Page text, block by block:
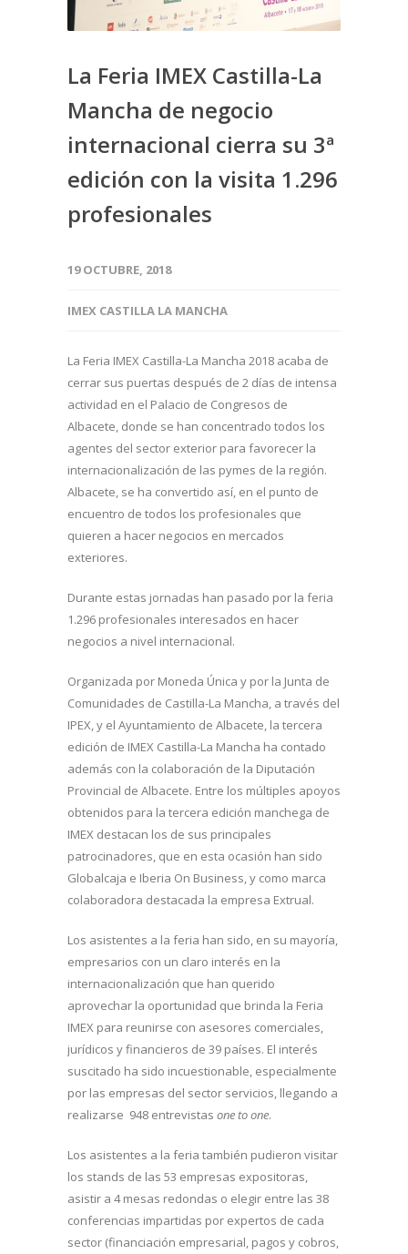
La Feria IMEX Castilla-La
Mancha de negocio
internacional cierra su 3ª
edición con la visita 1.296
profesionales
19 OCTUBRE, 2018
IMEX CASTILLA LA MANCHA
La Feria IMEX Castilla-La Mancha 2018 acaba de
cerrar sus puertas después de 2 días de intensa
actividad en el Palacio de Congresos de
Albacete, donde se han concentrado todos los
agentes del sector exterior para favorecer la
internacionalización de las pymes de la región.
Albacete, se ha convertido así, en el punto de
encuentro de todos los profesionales que
quieren a hacer negocios en mercados
exteriores.
Durante estas jornadas han pasado por la feria
1.296 profesionales interesados en hacer
negocios a nivel internacional.
Organizada por Moneda Única y por la Junta de
Comunidades de Castilla-La Mancha, a través del
IPEX, y el Ayuntamiento de Albacete, la tercera
edición de IMEX Castilla-La Mancha ha contado
además con la colaboración de la Diputación
Provincial de Albacete. Entre los múltiples apoyos
obtenidos para la tercera edición manchega de
IMEX destacan los de sus principales
patrocinadores, que en esta ocasión han sido
Globalcaja e Iberia On Business, y como marca
colaboradora destacada la empresa Extrual.
Los asistentes a la feria han sido, en su mayoría,
empresarios con un claro interés en la
internacionalización que han querido
aprovechar la oportunidad que brinda la Feria
IMEX para reunirse con asesores comerciales,
jurídicos y financieros de 39 países. El interés
suscitado ha sido incuestionable, especialmente
por las empresas del sector servicios, llegando a
realizarse 948 entrevistas one to one.
Los asistentes a la feria también pudieron visitar
los stands de las 53 empresas expositoras,
asistir a 4 mesas redondas o elegir entre las 38
conferencias impartidas por expertos de cada
sector (financiación empresarial, pagos y cobros,